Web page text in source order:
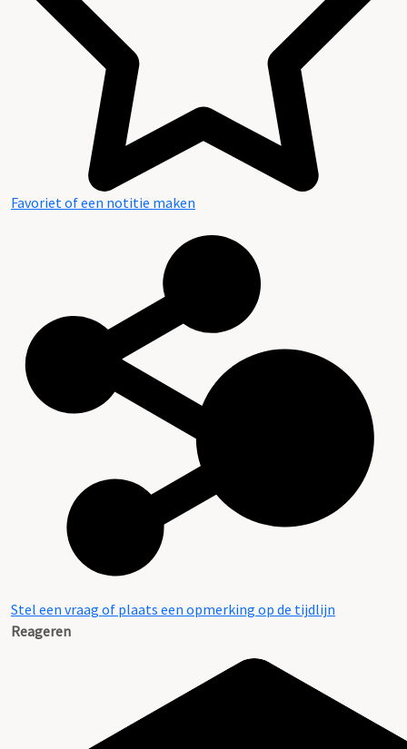
Favoriet of een notitie maken
Stel een vraag of plaats een opmerking op de tijdlijn
Reageren